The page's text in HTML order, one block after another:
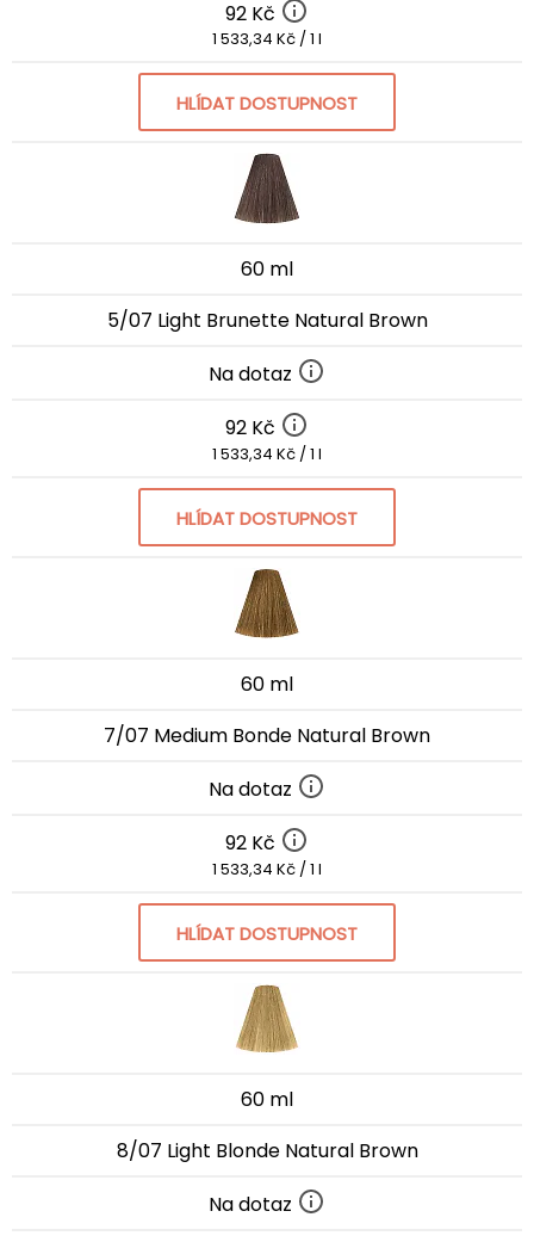
92 Kč
1 533,34 Kč / 1 l
HLÍDAT DOSTUPNOST
60 ml
5/07 Light Brunette Natural Brown
Na dotaz
92 Kč
1 533,34 Kč / 1 l
HLÍDAT DOSTUPNOST
60 ml
7/07 Medium Bonde Natural Brown
Na dotaz
92 Kč
1 533,34 Kč / 1 l
HLÍDAT DOSTUPNOST
60 ml
8/07 Light Blonde Natural Brown
Na dotaz